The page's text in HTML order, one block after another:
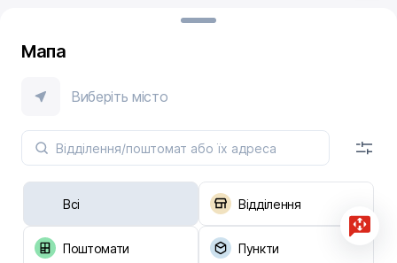
Мапа
Виберіть місто
Всі Відділення
Поштомати Пункти